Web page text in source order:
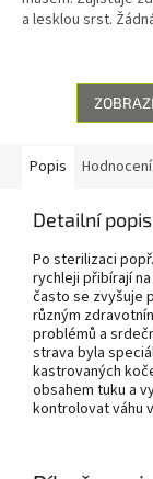
a lesklou srst.
Popis Hodnocení
Detailní
Po sterilizaci
rychleji přibírají
často se zvyšuje
různým
problémů a
strava byla
kastrovaných
obsahem tuku a
kontrolovat váhu